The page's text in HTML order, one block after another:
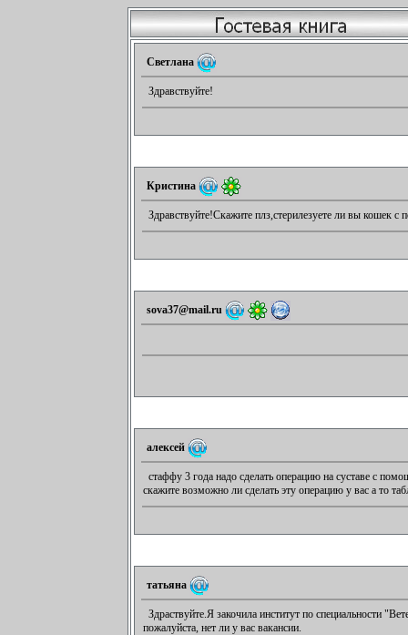
Светлана
Здравствуйте!
Кристина
Здравствуйте!Скажите плз,стерилезуете ли вы кошек с
sova37@mail.ru
алексей
стаффу 3 года надо сделать операцию на суставе с
скажите возможно ли сделать эту операцию у вас а то
татьяна
Здраствуйте.Я закочила институт по специальности
пожалуйста, нет ли у вас вакансии.